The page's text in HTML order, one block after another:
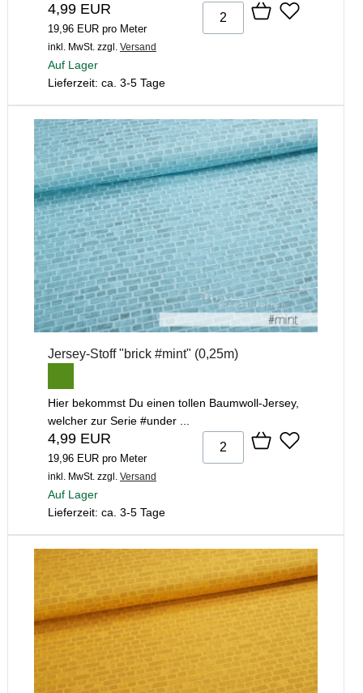
4,99 EUR
19,96 EUR pro Meter
inkl. MwSt. zzgl. Versand
Auf Lager
Lieferzeit: ca. 3-5 Tage
Jersey-Stoff "brick #mint" (0,25m)
Hier bekommst Du einen tollen Baumwoll-Jersey,
welcher zur Serie #under ...
4,99 EUR
19,96 EUR pro Meter
inkl. MwSt. zzgl. Versand
Auf Lager
Lieferzeit: ca. 3-5 Tage